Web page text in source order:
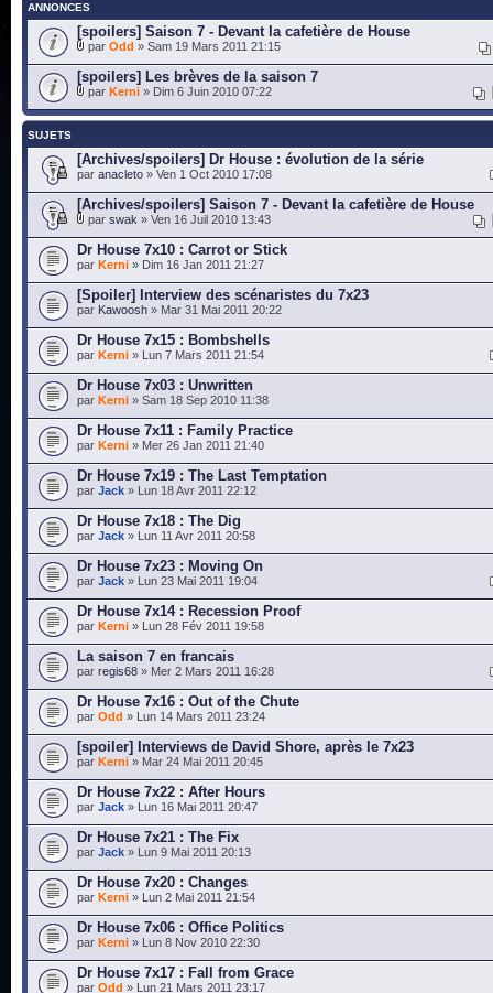
ANNONCES
[spoilers] Saison 7 - Devant la cafetière de House
par Odd » Sam 19 Mars 2011 21:15
[spoilers] Les brèves de la saison 7
par Kerni » Dim 6 Juin 2010 07:22
SUJETS
[Archives/spoilers] Dr House : évolution de la série
par anacleto » Ven 1 Oct 2010 17:08
[Archives/spoilers] Saison 7 - Devant la cafetière de House
par swak » Ven 16 Juil 2010 13:43
Dr House 7x10 : Carrot or Stick
par Kerni » Dim 16 Jan 2011 21:27
[Spoiler] Interview des scénaristes du 7x23
par Kawoosh » Mar 31 Mai 2011 20:22
Dr House 7x15 : Bombshells
par Kerni » Lun 7 Mars 2011 21:54
Dr House 7x03 : Unwritten
par Kerni » Sam 18 Sep 2010 11:38
Dr House 7x11 : Family Practice
par Kerni » Mer 26 Jan 2011 21:40
Dr House 7x19 : The Last Temptation
par Jack » Lun 18 Avr 2011 22:12
Dr House 7x18 : The Dig
par Jack » Lun 11 Avr 2011 20:58
Dr House 7x23 : Moving On
par Jack » Lun 23 Mai 2011 19:04
Dr House 7x14 : Recession Proof
par Kerni » Lun 28 Fév 2011 19:58
La saison 7 en francais
par regis68 » Mer 2 Mars 2011 16:28
Dr House 7x16 : Out of the Chute
par Odd » Lun 14 Mars 2011 23:24
[spoiler] Interviews de David Shore, après le 7x23
par Kerni » Mar 24 Mai 2011 20:45
Dr House 7x22 : After Hours
par Jack » Lun 16 Mai 2011 20:47
Dr House 7x21 : The Fix
par Jack » Lun 9 Mai 2011 20:13
Dr House 7x20 : Changes
par Kerni » Lun 2 Mai 2011 21:54
Dr House 7x06 : Office Politics
par Kerni » Lun 8 Nov 2010 22:30
Dr House 7x17 : Fall from Grace
par Odd » Lun 21 Mars 2011 23:17